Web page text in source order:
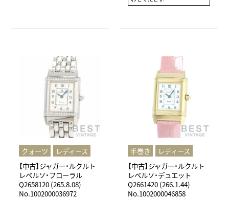
クォーツ
レディース
【中古】ジャガー・ルクルト
レベルソ・フローラル
Q2658120 (265.8.08)
No.1002000036972
⼿巻き
レディース
【中古】ジャガー・ルクルト
レベルソ・デュエット
Q2661420 (266.1.44)
No.1002000046858